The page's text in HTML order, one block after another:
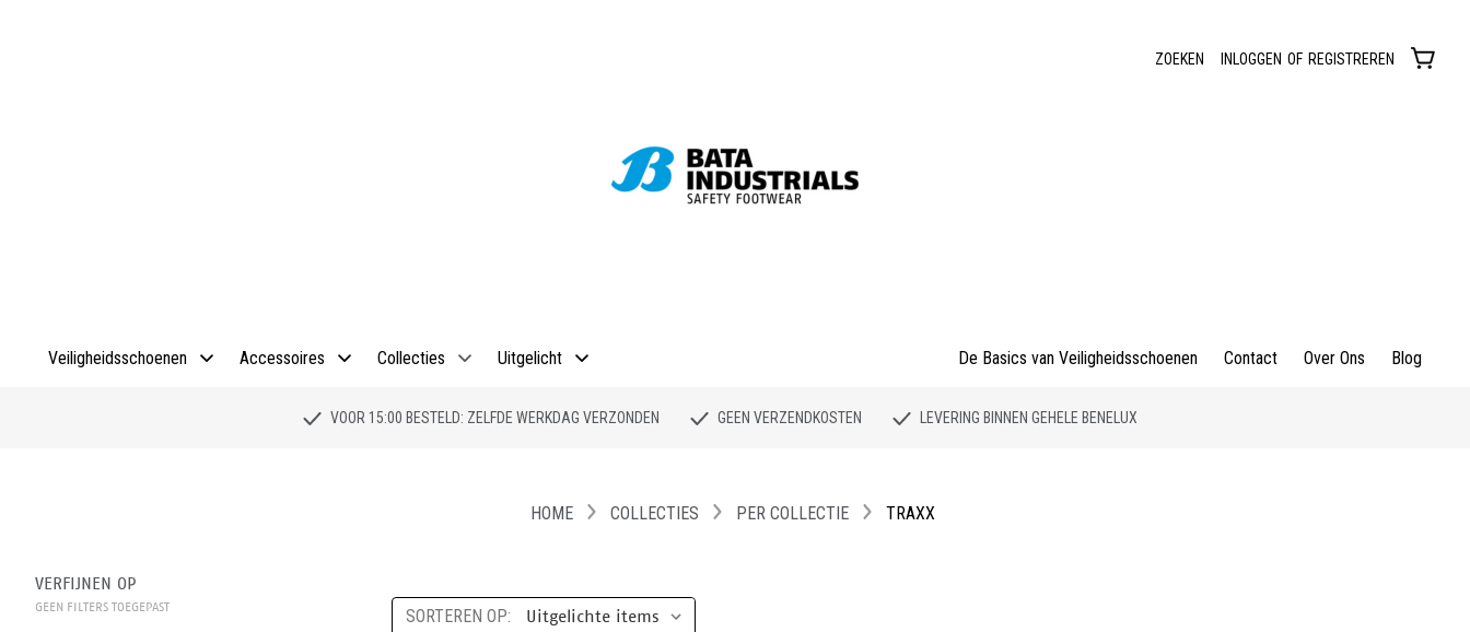
ZOEKEN INLOGGEN OF REGISTREREN
Veiligheidsschoenen Accessoires Collecties Uitgelicht De Basics van Veiligheidsschoenen Contact Over Ons Blog
VOOR 15:00 BESTELD: ZELFDE WERKDAG VERZONDEN GEEN VERZENDKOSTEN LEVERING BINNEN GEHELE BENELUX
HOME COLLECTIES PER COLLECTIE TRAXX
VERFIJNEN OP
GEEN FILTERS TOEGEPAST SORTEREN OP: